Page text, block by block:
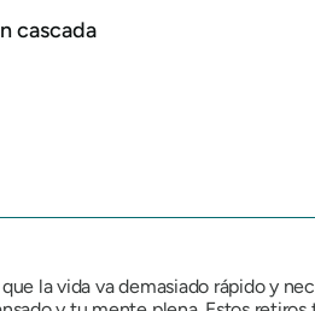
cascada
la vida va demasiado rápido y